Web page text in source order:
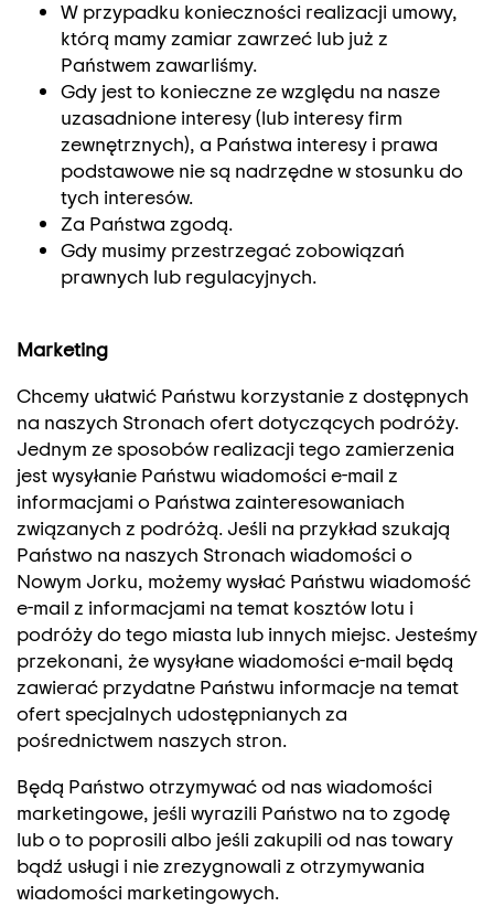
W przypadku konieczności realizacji umowy,
którą mamy zamiar zawrzeć lub już z
Państwem zawarliśmy.
Gdy jest to konieczne ze względu na nasze
uzasadnione interesy (lub interesy firm
zewnętrznych), a Państwa interesy i prawa
podstawowe nie są nadrzędne w stosunku do
tych interesów.
Za Państwa zgodą.
Gdy musimy przestrzegać zobowiązań
prawnych lub regulacyjnych.
Marketing
Chcemy ułatwić Państwu korzystanie z dostępnych
na naszych Stronach ofert dotyczących podróży.
Jednym ze sposobów realizacji tego zamierzenia
jest wysyłanie Państwu wiadomości e-mail z
informacjami o Państwa zainteresowaniach
związanych z podróżą. Jeśli na przykład szukają
Państwo na naszych Stronach wiadomości o
Nowym Jorku, możemy wysłać Państwu wiadomość
e-mail z informacjami na temat kosztów lotu i
podróży do tego miasta lub innych miejsc. Jesteśmy
przekonani, że wysyłane wiadomości e-mail będą
zawierać przydatne Państwu informacje na temat
ofert specjalnych udostępnianych za
pośrednictwem naszych stron.
Będą Państwo otrzymywać od nas wiadomości
marketingowe, jeśli wyrazili Państwo na to zgodę
lub o to poprosili albo jeśli zakupili od nas towary
bądź usługi i nie zrezygnowali z otrzymywania
wiadomości marketingowych.